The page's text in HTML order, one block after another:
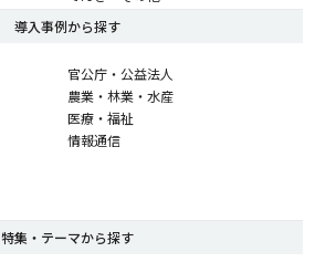
導入事例から探す
官公庁・公益法人
農業・林業・水産
医療・福祉
情報通信
特集・テーマから探す